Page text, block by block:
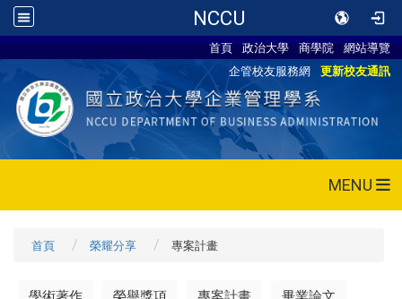
NCCU
首頁 政治大學 商學院
網站導覽
企管校友服務網
更新校友通訊
MENU
首頁 榮耀分享 專案計畫